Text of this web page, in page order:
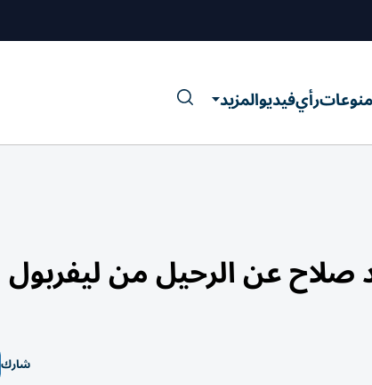
منوعاترأيفيديوالمزيد
صلاح عن الرحيل من ليفربول
شارك